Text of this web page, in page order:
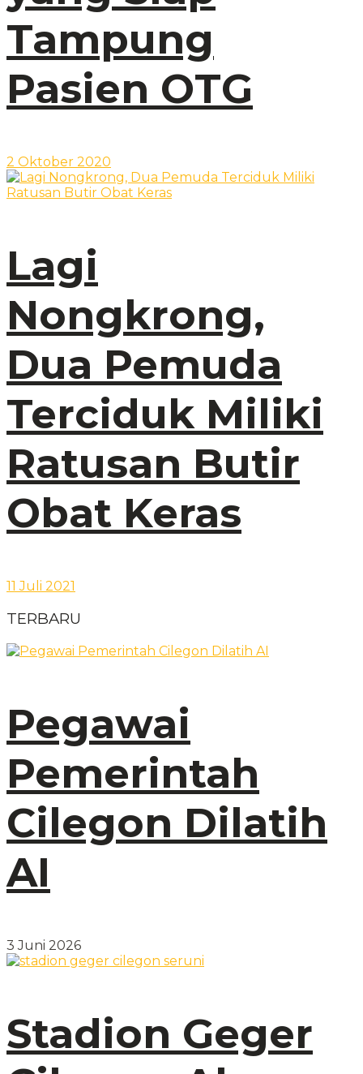
Tampung
Pasien OTG
2 Oktober 2020
Lagi
Nongkrong,
Dua Pemuda
Terciduk Miliki
Ratusan Butir
Obat Keras
11 Juli 2021
TERBARU
Pegawai
Pemerintah
Cilegon Dilatih
AI
3 Juni 2026
Stadion Geger